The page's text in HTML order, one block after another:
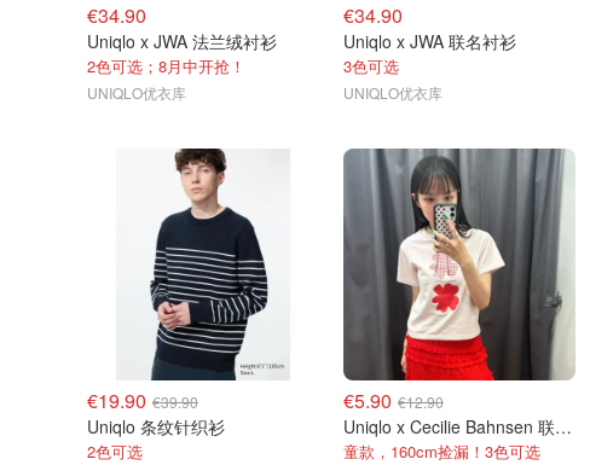
€34.90
Uniqlo x JWA 法兰绒衬衫
2色可选；8月中开抢！
UNIQLO优衣库
€34.90
Uniqlo x JWA 联名衬衫
3色可选
UNIQLO优衣库
€19.90 €39.90
Uniqlo 条纹针织衫
2色可选
€5.90 €12.90
Uniqlo x Cecilie Bahnsen 联名T恤
童款，160cm捡漏！3色可选